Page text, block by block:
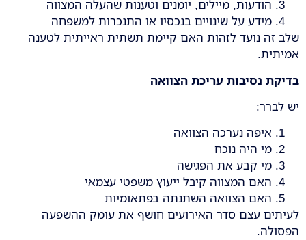
הודעות, מיילים, יומנים וטענות שהעלה המצווה
מידע על שינויים בנכסיו או התנכרות למשפחה
שלב זה נועד לזהות האם קיימת תשתית ראייתית לטענה
אמיתית.
בדיקת נסיבות עריכת הצוואה
יש לברר:
איפה נערכה הצוואה
מי היה נוכח
מי קבע את הפגישה
האם המצווה קיבל ייעוץ משפטי עצמאי
האם הצוואה השתנתה בפתאומיות
לעיתים עצם סדר האירועים חושף את עומק ההשפעה
הפסולה.